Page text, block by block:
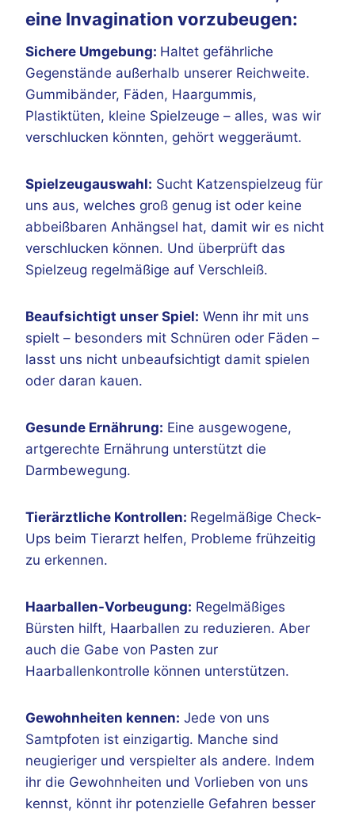
eine Invagination vorzubeugen:
Sichere Umgebung: Haltet gefährliche
Gegenstände außerhalb unserer Reichweite.
Gummibänder, Fäden, Haargummis,
Plastiktüten, kleine Spielzeuge – alles, was wir
verschlucken könnten, gehört weggeräumt.
Spielzeugauswahl: Sucht Katzenspielzeug für
uns aus, welches groß genug ist oder keine
abbeißbaren Anhängsel hat, damit wir es nicht
verschlucken können. Und überprüft das
Spielzeug regelmäßige auf Verschleiß.
Beaufsichtigt unser Spiel: Wenn ihr mit uns
spielt – besonders mit Schnüren oder Fäden –
lasst uns nicht unbeaufsichtigt damit spielen
oder daran kauen.
Gesunde Ernährung: Eine ausgewogene,
artgerechte Ernährung unterstützt die
Darmbewegung.
Tierärztliche Kontrollen: Regelmäßige Check-
Ups beim Tierarzt helfen, Probleme frühzeitig
zu erkennen.
Haarballen-Vorbeugung: Regelmäßiges
Bürsten hilft, Haarballen zu reduzieren. Aber
auch die Gabe von Pasten zur
Haarballenkontrolle können unterstützen.
Gewohnheiten kennen: Jede von uns
Samtpfoten ist einzigartig. Manche sind
neugieriger und verspielter als andere. Indem
ihr die Gewohnheiten und Vorlieben von uns
kennst, könnt ihr potenzielle Gefahren besser